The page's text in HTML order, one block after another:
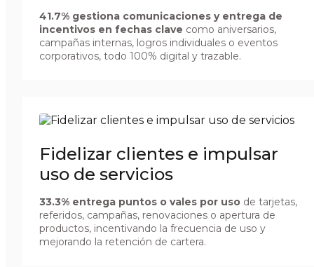
41.7% gestiona comunicaciones y entrega de
incentivos en fechas clave como aniversarios,
campañas internas, logros individuales o eventos
corporativos, todo 100% digital y trazable.
Fidelizar clientes e impulsar
uso de servicios
33.3% entrega puntos o vales por uso de tarjetas,
referidos, campañas, renovaciones o apertura de
productos, incentivando la frecuencia de uso y
mejorando la retención de cartera.